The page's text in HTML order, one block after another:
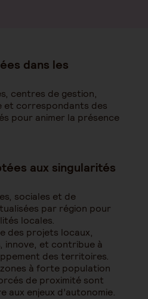
dans les
centres de gestion,
et correspondants des
pour animer la présence
aux singularités
sociales et de
par région pour
locales.
des projets locaux,
innove, et contribue à
des territoires.
à forte population
de proximité sont
enjeux d’autonomie.